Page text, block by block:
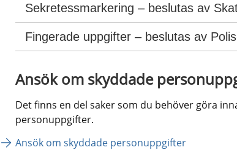
Sekretessmarkering – beslutas av
Fingerade uppgifter – beslutas av
Ansök om skyddade
Det finns en del saker som du behöver göra
personuppgifter.
Ansök om skyddade personuppgifter